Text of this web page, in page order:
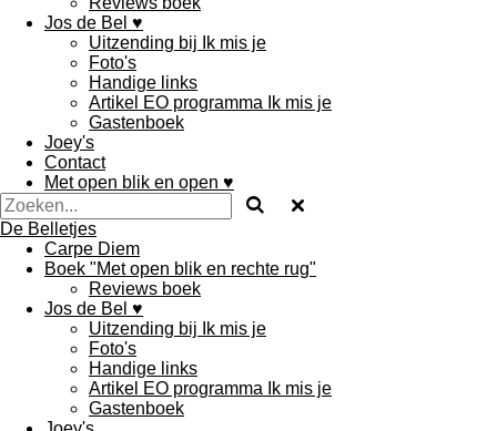
Jos de Bel ♥
Uitzending bij Ik mis je
Foto's
Handige links
Artikel EO programma Ik mis je
Gastenboek
Joey's
Contact
Met open blik en open ♥
De Belletjes
Carpe Diem
Boek "Met open blik en rechte rug"
Reviews boek
Jos de Bel ♥
Uitzending bij Ik mis je
Foto's
Handige links
Artikel EO programma Ik mis je
Gastenboek